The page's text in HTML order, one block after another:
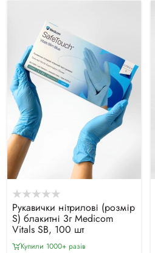
Рукавички нітрилові (розмір
S) блакитні 3г Medicom
Vitals SB, 100 шт
Купили 1000+ разiв